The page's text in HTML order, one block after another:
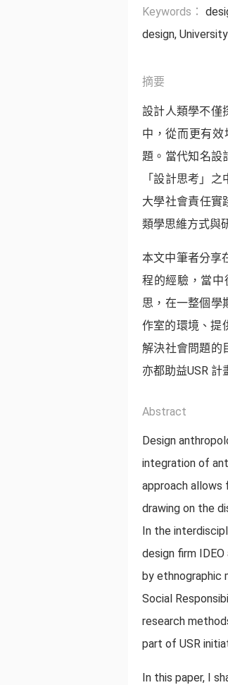
Keywords
design
摘要
設計人類學不僅
中，從而更有
題。當代知名設
「設計思考」
大學社會責任實
類學思維方式與
本文中筆者分享
程的經驗，當中
思，在一整個學
作室的環境、提
解決社會問題的
亦都助益USR 計
Abstract
Design
integration of
approach allows
drawing on the
In the
design firm
by ethnographic
Social
research
part of USR
In this paper, I